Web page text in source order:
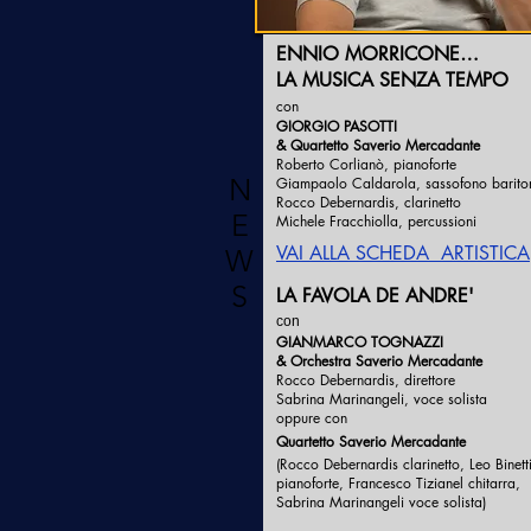
N
E
W
S
ENNIO MORRICONE…
LA MUSICA SENZA TEMPO
con
GIORGIO PASOTTI
& Quartetto Saverio Mercadante
Roberto Corlianò, pianoforte
Giampaolo Caldarola, sassofono
Rocco Debernardis, clarinetto
Michele Fracchiolla, percussioni
VAI ALLA SCHEDA ARTISTICA
LA FAVOLA DE ANDRE'
con
GIANMARCO TOGNAZZI
& Orchestra Saverio Mercadante
Rocco Debernardis, direttore
Sabrina Marinangeli, voce solista
oppure con
Quartetto Saverio Mercadante
(Rocco Debernardis clarinetto, Leo Binetti
pianoforte, Francesco Tizianel chitarra,
Sabrina Marinangeli voce solista)